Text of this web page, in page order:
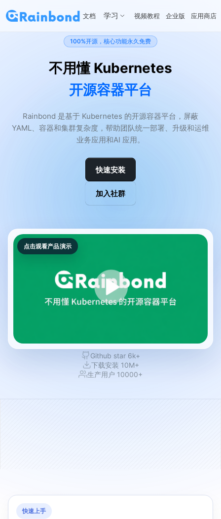
文档 学习 视频教程 企业版 应用商店
100%开源，核心功能永久免费
不用懂 Kubernetes
开源容器平台
Rainbond 是基于 Kubernetes 的开源容器平台，屏蔽
YAML、容器和集群复杂度，帮助团队统一部署、升级和运维
业务应用和AI 应用。
快速安装
加入社群
点击观看产品演示
Github star 6k+
下载安装 10M+
生产用户 10000+
快速上手